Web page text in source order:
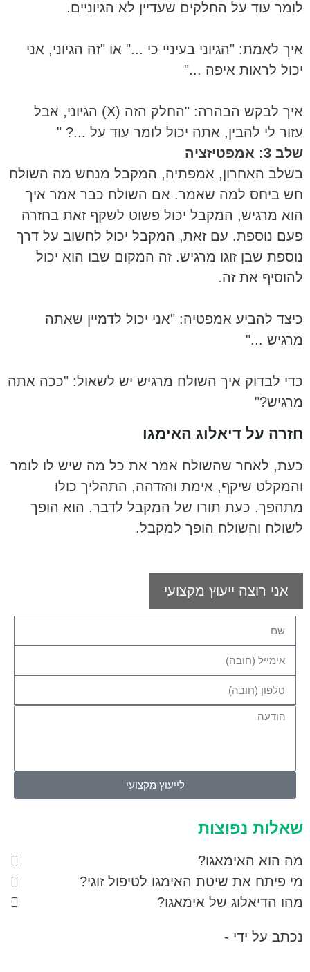
לומר עוד על החלקים שעדיין לא הגיוניים.
איך לאמת: "הגיוני בעיניי כי ..." או "זה הגיוני, אני
יכול לראות איפה ..."
איך לבקש הבהרה: "החלק הזה (X) הגיוני, אבל
עזור לי להבין, אתה יכול לומר עוד על ...? "
שלב 3: אמפטיזציה
בשלב האחרון, אמפתיה, המקבל מנחש מה השולח
חש ביחס למה שאמר. אם השולח כבר אמר איך
הוא מרגיש, המקבל יכול פשוט לשקף זאת בחזרה
פעם נוספת. עם זאת, המקבל יכול לחשוב על דרך
נוספת שבן זוגו מרגיש. זה המקום שבו הוא יכול
להוסיף את זה.
כיצד להביע אמפטיה: "אני יכול לדמיין שאתה
מרגיש ..."
כדי לבדוק איך השולח מרגיש יש לשאול: "ככה אתה
מרגיש?"
חזרה על דיאלוג האימגו
כעת, לאחר שהשולח אמר את כל מה שיש לו לומר
והמקלט שיקף, אימת והזדהה, התהליך כולו
מתהפך. כעת תורו של המקבל לדבר. הוא הופך
לשולח והשולח הופך למקבל.
אני רוצה ייעוץ מקצועי
לייעוץ מקצועי
שאלות נפוצות
מה הוא האימאגו?
מי פיתח את שיטת האימגו לטיפול זוגי?
מהו הדיאלוג של אימאגו?
נכתב על ידי -